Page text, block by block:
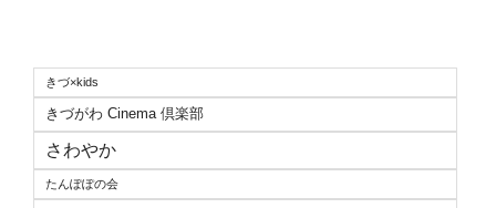
きづ×kids
きづがわ Cinema 倶楽部
さわやか
たんぽぽの会